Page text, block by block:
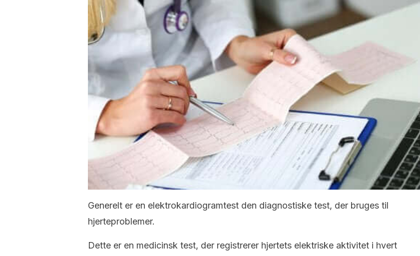
Generelt er en elektrokardiogramtest den diagnostiske test, der bruges til
hjerteproblemer.
Dette er en medicinsk test, der registrerer hjertets elektriske aktivitet i hvert